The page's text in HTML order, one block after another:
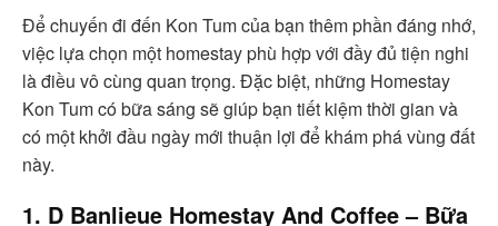
Để chuyến đi đến Kon Tum của bạn thêm phần đáng nhớ,
việc lựa chọn một homestay phù hợp với đầy đủ tiện nghi
là điều vô cùng quan trọng. Đặc biệt, những Homestay
Kon Tum có bữa sáng sẽ giúp bạn tiết kiệm thời gian và
có một khởi đầu ngày mới thuận lợi để khám phá vùng đất
này.
1. D Banlieue Homestay And Coffee – Bữa